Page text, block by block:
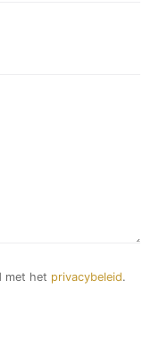
met het privacybeleid.